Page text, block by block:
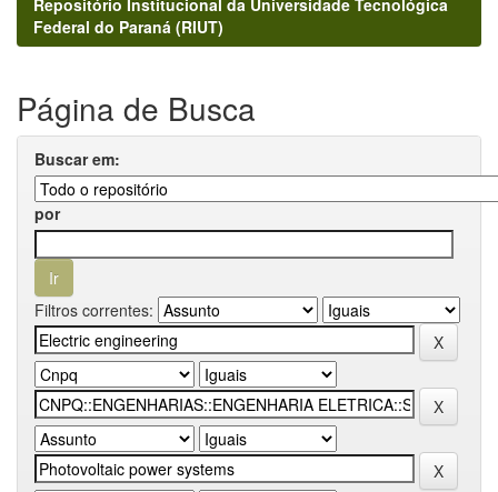
Repositório Institucional da Universidade Tecnológica
Federal do Paraná (RIUT)
Página de Busca
Buscar em:
por
Filtros correntes: